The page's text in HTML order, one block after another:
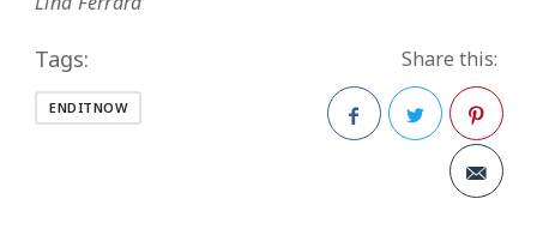
Tags:
ENDITNOW
Share this:
TwitterPinterest